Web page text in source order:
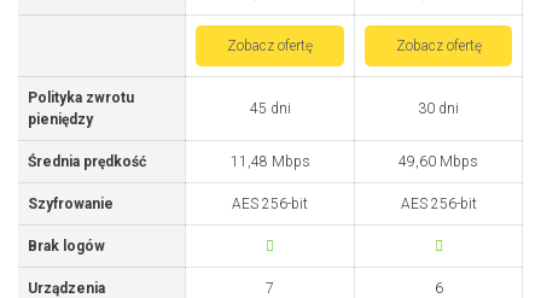
Zobacz ofertę Zobacz ofertę
Polityka zwrotu
pieniędzy
45 dni 30 dni
Średnia prędkość 11,48 Mbps 49,60 Mbps
Szyfrowanie AES 256-bit AES 256-bit
Brak logów
Urządzenia 7 6